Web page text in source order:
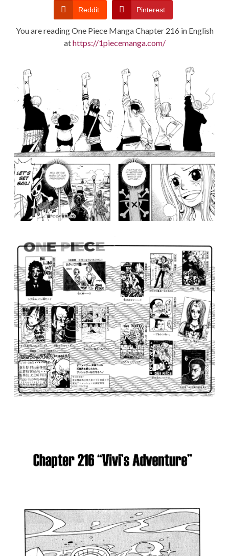
Reddit Pinterest
You are reading One Piece Manga Chapter 216 in English
athttps://1piecemanga.com/